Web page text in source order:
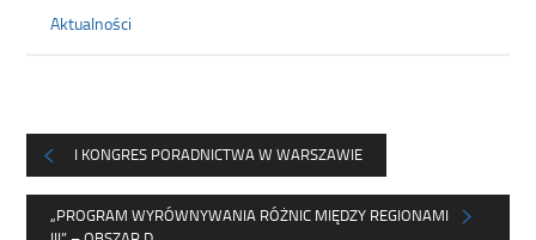
Aktualności
I KONGRES PORADNICTWA W WARSZAWIE
„PROGRAM WYRÓWNYWANIA RÓŻNIC MIĘDZY REGIONAMI